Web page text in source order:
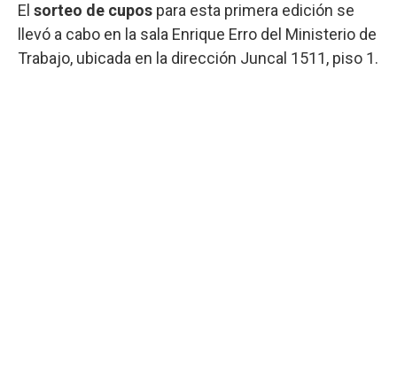
El sorteo de cupos para esta primera edición se
llevó a cabo en la sala Enrique Erro del Ministerio de
Trabajo, ubicada en la dirección Juncal 1511, piso 1.